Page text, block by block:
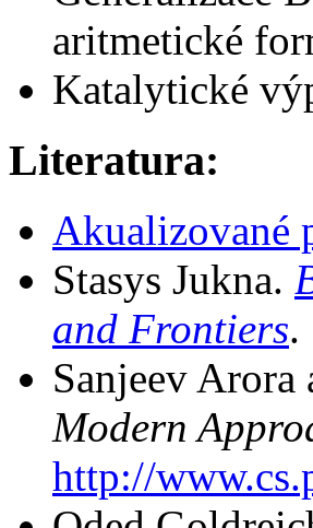
aritmetické
Katalytické
Literatura:
Akualizované
Stasys Jukna.
and Frontiers.
Sanjeev
Modern
http://